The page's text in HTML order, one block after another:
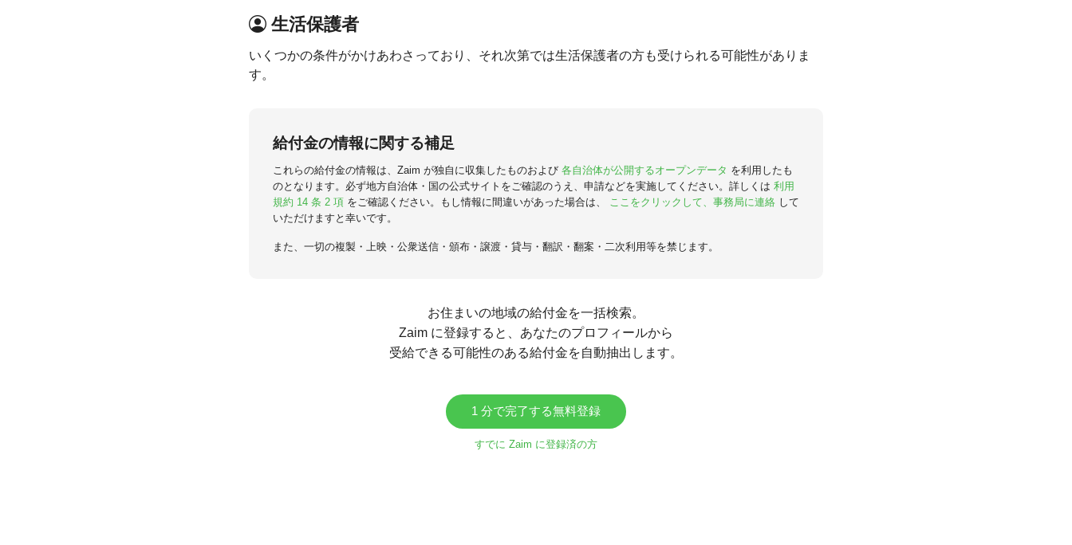
生活保護者
いくつかの条件がかけあわさっており、それ次第では生活保護者の方も受けられる可能性がありま
す。
給付金の情報に関する補足
これらの給付金の情報は、Zaim が独自に収集したものおよび 各自治体が公開するオープンデータ を利用したも
のとなります。必ず地方自治体・国の公式サイトをご確認のうえ、申請などを実施してください。詳しくは 利用
規約 14 条 2 項 をご確認ください。もし情報に間違いがあった場合は、 ここをクリックして、事務局に連絡 して
いただけますと幸いです。
また、一切の複製・上映・公衆送信・頒布・譲渡・貸与・翻訳・翻案・二次利用等を禁じます。
お住まいの地域の給付金を一括検索。
Zaim に登録すると、あなたのプロフィールから
受給できる可能性のある給付金を自動抽出します。
1 分で完了する無料登録
すでに Zaim に登録済の方